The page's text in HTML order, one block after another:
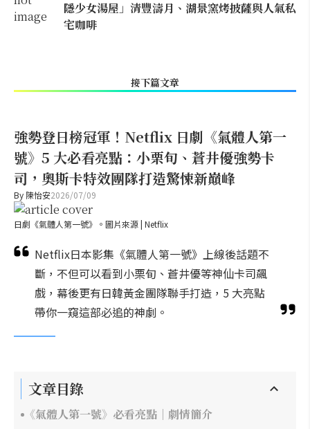
隱少女湯屋」清豐濤月、湖景窯烤披薩與人氣私
宅咖啡
接下篇文章
強勢登日榜冠軍！Netflix 日劇《氣體人第一
號》5 大必看亮點：小栗旬、蒼井優強勢卡
司，奧斯卡特效團隊打造驚悚新巔峰
By 陳怡安2026/07/09
日劇《氣體人第一號》。圖片來源 | Netflix
Netflix日本影集《氣體人第一號》上線後話題不
斷，不但可以看到小栗旬、蒼井優等神仙卡司飆
戲，幕後更有日韓黃金團隊聯手打造，5 大亮點
帶你一窺這部必追的神劇。
文章目錄
《氣體人第一號》必看亮點｜劇情簡介